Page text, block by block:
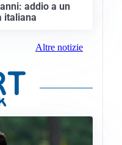
addio a un
italiana
Altre notizie